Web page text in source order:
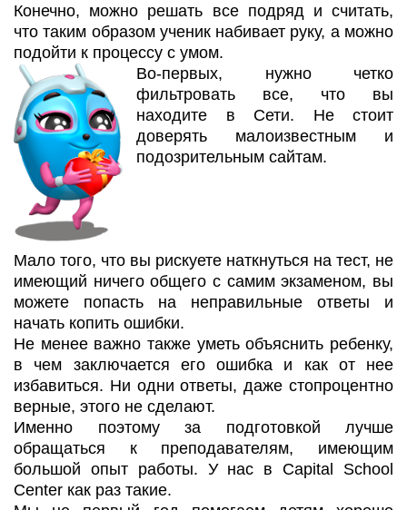
Конечно, можно решать все подряд и считать,
что таким образом ученик набивает руку, а можно
подойти к процессу с умом.
Во-первых, нужно четко
фильтровать все, что вы
находите в Сети. Не стоит
доверять малоизвестным и
подозрительным сайтам.
Мало того, что вы рискуете наткнуться на тест, не
имеющий ничего общего с самим экзаменом, вы
можете попасть на неправильные ответы и
начать копить ошибки.
Не менее важно также уметь объяснить ребенку,
в чем заключается его ошибка и как от нее
избавиться. Ни одни ответы, даже стопроцентно
верные, этого не сделают.
Именно поэтому за подготовкой лучше
обращаться к преподавателям, имеющим
большой опыт работы. У нас в Capital School
Center как раз такие.